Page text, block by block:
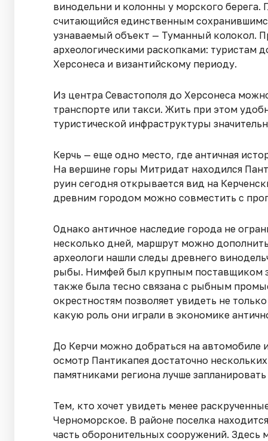
винодельни и колонны у морского берега.
считающийся единственным
узнаваемый объект — Туманный колокол.
археологическими раскопками: туристам
Херсонеса и византийскому периоду.
Из центра Севастополя до Херсонеса
транспорте или такси. Жить при этом
туристической инфраструктуры
Керчь — еще одно место, где античная
На вершине горы Митридат находился
руин сегодня открывается вид на
древним городом можно совместить с
Однако античное наследие города не
несколько дней, маршрут можно
археологи нашли следы древнего
рыбы. Нимфей был крупным поставщиком
также была тесно связана с рыбным
окрестностям позволяет увидеть не
какую роль они играли в экономике
До Керчи можно добраться на автомобиле
осмотр Пантикапея достаточно
памятниками региона лучше
Тем, кто хочет увидеть менее
Черноморское. В районе поселка
часть оборонительных сооружений.